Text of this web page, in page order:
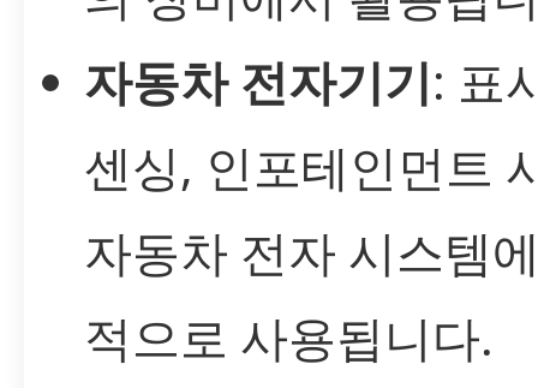
자동차 전자기기: 표
센싱, 인포테인먼트
자동차 전자 시스템
적으로 사용됩니다.